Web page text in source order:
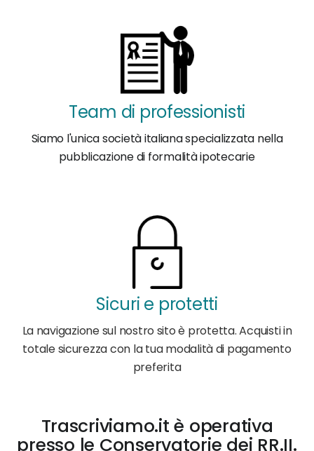
Team di professionisti
Siamo l'unica società italiana specializzata nella
pubblicazione di formalità ipotecarie
Sicuri e protetti
La navigazione sul nostro sito è protetta. Acquisti in
totale sicurezza con la tua modalità di pagamento
preferita
Trascriviamo.it è operativa
presso le Conservatorie dei RR.II.